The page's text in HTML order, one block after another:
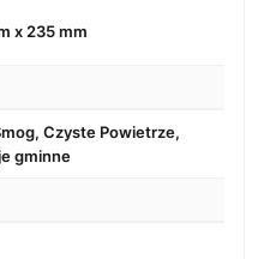
x 235 mm
Czyste Powietrze,
gminne